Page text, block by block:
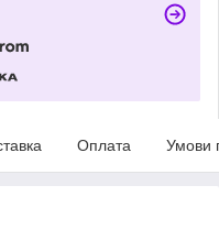
Оплата Умови